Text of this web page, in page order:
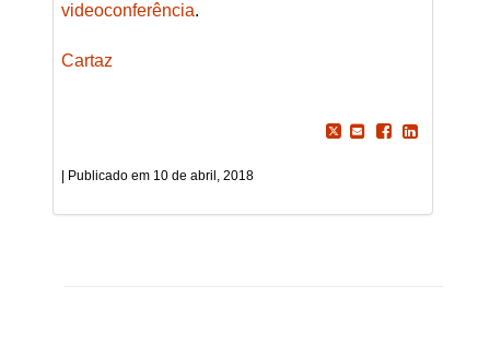
videoconferência.
Cartaz
10 de abril, 2018